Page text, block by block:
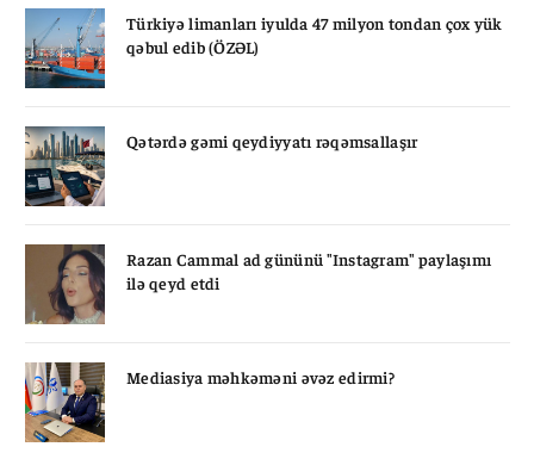
Türkiyə limanları iyulda 47 milyon tondan çox yük
qəbul edib (ÖZƏL)
Qətərdə gəmi qeydiyyatı rəqəmsallaşır
Razan Cammal ad gününü "Instagram" paylaşımı
ilə qeyd etdi
Mediasiya məhkəməni əvəz edirmi?